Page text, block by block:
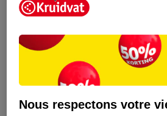
Nous respectons votre